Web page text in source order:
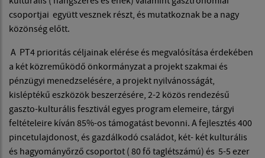
csoportjai együtt vesznek részt, és mutatkoznak be a nagy
közönség előtt.
A PT4 prioritás céljainak elérése és megvalósítása érdekében
a két közreműködő önkormányzat a projekt szakmai és
pénzügyi menedzselésére, a projekt nyilvánosságát,
kisléptékű eszközök beszerzésére, 2-2 közös rendezésű
gaszto-kulturális fesztivál egyes program elemeire, tárgyi
feltételeire kíván 85%-os támogatást bevonni. A fejlesztés 400
pincetulajdonost, és gazdálkodó családot, két- két kulturális
és hagyományőrző csoportot ( 80 fő taglétszámú) és 5-5 ezer